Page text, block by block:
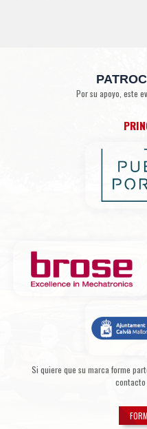
Por su apoyo, este
Si quiere que su marca forme
contacto